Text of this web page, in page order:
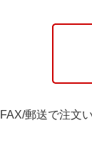
FAX/郵送で注文